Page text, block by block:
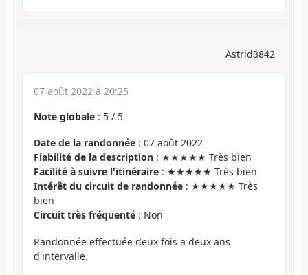
Astrid3842
07 août 2022 à 20:25
Note globale : 5 / 5
Date de la randonnée : 07 août 2022
Fiabilité de la description : ★★★★★ Très bien
Facilité à suivre l'itinéraire : ★★★★★ Très bien
Intérêt du circuit de randonnée : ★★★★★ Très
bien
Circuit très fréquenté : Non
Randonnée effectuée deux fois a deux ans
d'intervalle.